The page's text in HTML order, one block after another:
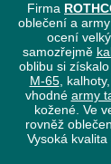
Firma
oblečení a
ocení
samozřejmě
oblibu si
M-65,
vhodné army
kožené. Ve
rovněž
Vysoká